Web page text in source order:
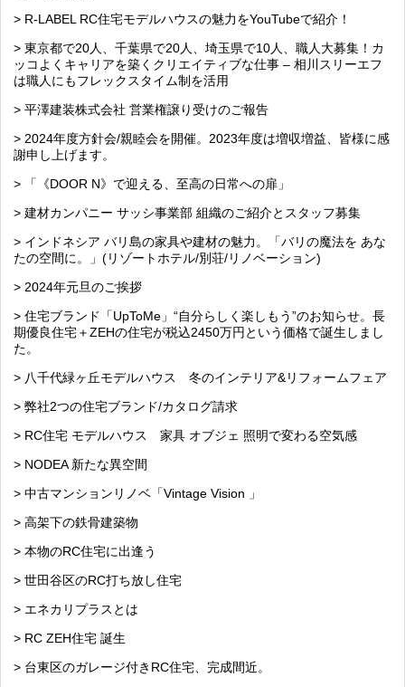
> R-LABEL RC住宅モデルハウスの魅力をYouTubeで紹介！
> 東京都で20人、千葉県で20人、埼玉県で10人、職人大募集！カ
ッコよくキャリアを築くクリエイティブな仕事 – 相川スリーエフ
は職人にもフレックスタイム制を活用
> 平澤建装株式会社 営業権譲り受けのご報告
> 2024年度方針会/親睦会を開催。2023年度は増収増益、皆様に感
謝申し上げます。
> 「《DOOR N》で迎える、至高の日常への扉」
> 建材カンパニー サッシ事業部 組織のご紹介とスタッフ募集
> インドネシア バリ島の家具や建材の魅力。「バリの魔法を あな
たの空間に。」(リゾートホテル/別荘/リノベーション)
> 2024年元旦のご挨拶
> 住宅ブランド「UpToMe」“自分らしく楽しもう”のお知らせ。長
期優良住宅＋ZEHの住宅が税込2450万円という価格で誕生しまし
た。
> 八千代緑ヶ丘モデルハウス 冬のインテリア&リフォームフェア
> 弊社2つの住宅ブランド/カタログ請求
> RC住宅 モデルハウス 家具 オブジェ 照明で変わる空気感
> NODEA 新たな異空間
> 中古マンションリノベ「Vintage Vision 」
> 高架下の鉄骨建築物
> 本物のRC住宅に出逢う
> 世田谷区のRC打ち放し住宅
> エネカリプラスとは
> RC ZEH住宅 誕生
> 台東区のガレージ付きRC住宅、完成間近。